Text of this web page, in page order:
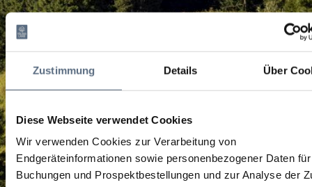
Zustimmung Details Über
Diese Webseite verwendet Cookies
Wir verwenden Cookies zur Verarbeitung von
Endgeräteinformationen sowie personenbezogener Daten
Buchungen und Prospektbestellungen und zur Analyse der